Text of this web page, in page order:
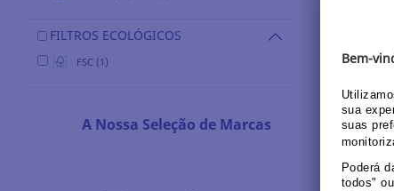
FILTROS ECOLÓGICOS
FSC (1)
A Nossa Seleção de Marcas
Pack 10
para